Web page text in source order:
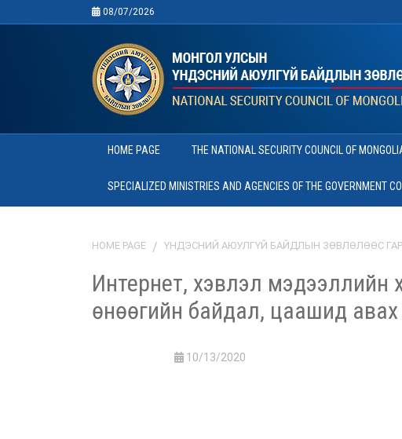
08/07/2026
HOME PAGE THE NATIONAL SECURITY COUNCIL OF
SPECIALIZED MINISTRIES AND AGENCIES OF THE GOVERNMENT
HOME PAGE ҮНДЭСНИЙ АЮУЛГҮЙ БАЙДЛЫН ЗӨВЛӨЛӨӨС
Интернет, хэвлэл мэдээллийн
өнөөгийн байдал, цаашид
10/13/2020